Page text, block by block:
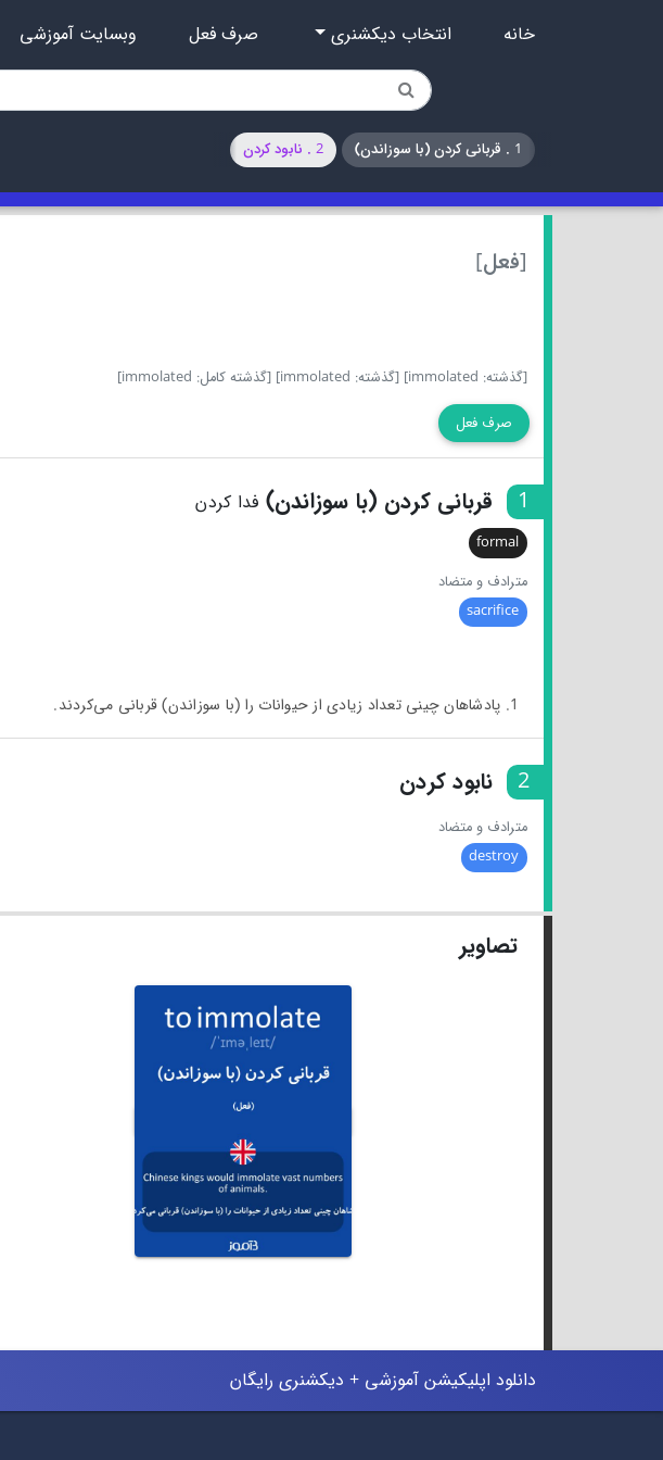
خانه انتخاب دیکشنری صرف فعل وبسایت آموزشی
1 . قربانی کردن (با سوزاندن) 2 . نابود کردن
[فعل]
[گذشته: immolated]
[گذشته: immolated] [گذشته کامل: immolated]
صرف فعل
1 قربانی کردن (با سوزاندن) فدا کردن
formal
مترادف و متضاد
sacrifice
1. پادشاهان چینی تعداد زیادی از حیوانات را (با سوزاندن) قربانی می‌کردند.
2 نابود کردن
مترادف و متضاد
destroy
تصاویر
دانلود اپلیکیشن آموزشی + دیکشنری رایگان